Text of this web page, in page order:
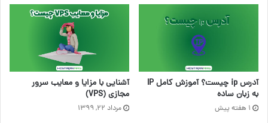
آدرس ip چیست؟ آموزش کامل IP
به زبان ساده
1 هفته پیش
آشنایی با مزایا و معایب سرور
مجازی (VPS)
مرداد ۲۲, ۱۳۹۹